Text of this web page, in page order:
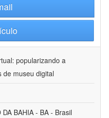
popularizando a
de museu digital
DA BAHIA - BA - Brasil